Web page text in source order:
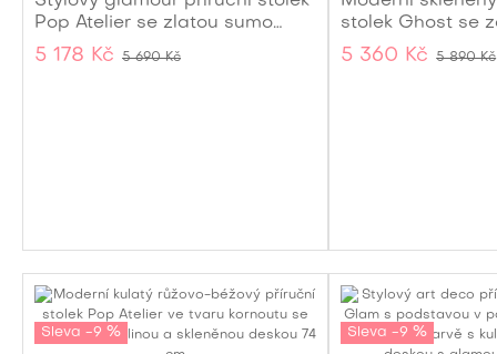
Pop Atelier se zlatou sumo
postavou a kulatou
5 178 Kč 5 690 Kč
stolek Ghost se
hranami a
5 360 Kč 5 890 Kč
Sleva -9 % Sleva -9 %